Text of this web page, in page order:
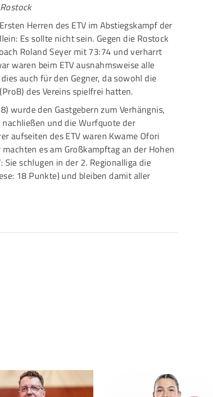
Herren des ETV im Abstiegskampf der
Es sollte nicht sein. Gegen die Rostock
Roland Seyer mit 73:74 und verharrt
waren beim ETV ausnahmsweise alle
auch für den Gegner, da sowohl die
des Vereins spielfrei hatten.
wurde den Gastgebern zum Verhängnis,
und die Wurfquote der
aufseiten des ETV waren Kwame Ofori
es am Großkampftag an der Hohen
schlugen in der 2. Regionalliga die
18 Punkte) und bleiben damit aller